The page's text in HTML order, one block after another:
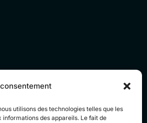
utilisons des technologies telles que les
des appareils. Le fait de